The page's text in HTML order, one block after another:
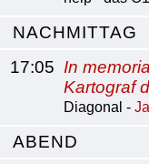
NACHMITTAG
17:05 In
Kartograf
Diagonal -
ABEND